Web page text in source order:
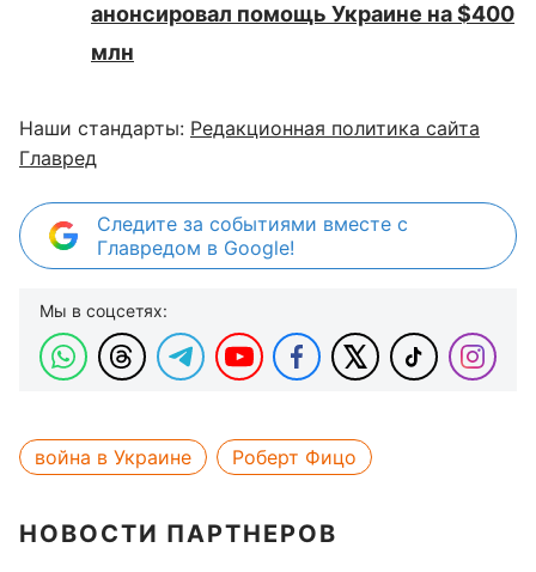
анонсировал помощь Украине на $400
млн
Наши стандарты: Редакционная политика сайта
Главред
Следите за событиями вместе с
Главредом в Google!
Мы в соцсетях:
война в Украине Роберт Фицо
НОВОСТИ ПАРТНЕРОВ